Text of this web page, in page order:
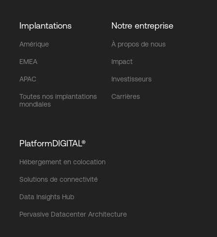
Implantations
Amérique
EMEA
APAC
Toutes nos implantations
mondiales
Notre entreprise
À propos de nous
Impact
Investisseurs
Carrières
PlatformDIGITAL®
Hébergement en colocation
Solutions de connectivité
Data Insights Hub
Pervasive Datacenter Architecture